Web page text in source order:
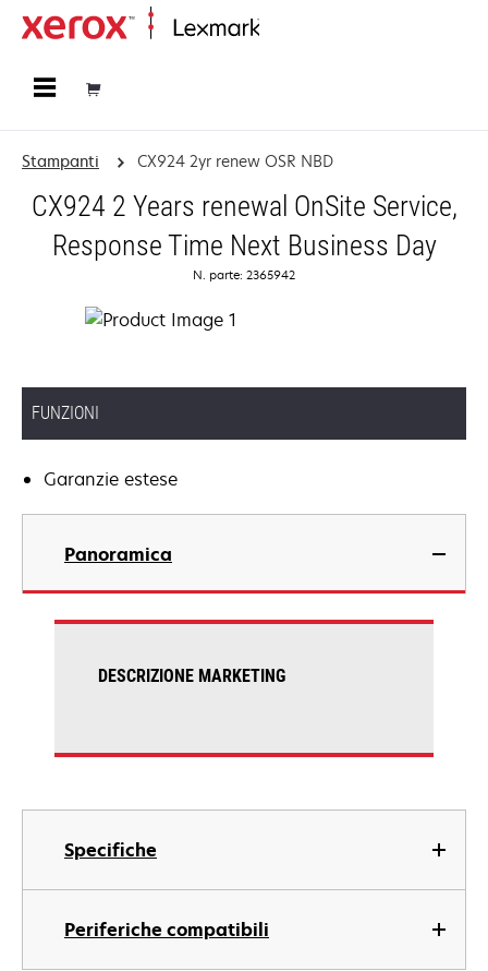
Stampanti CX924 2yr renew OSR NBD
CX924 2 Years renewal OnSite Service,
Response Time Next Business Day
N. parte: 2365942
FUNZIONI
Garanzie estese
Panoramica
Specifiche
Periferiche compatibili
DESCRIZIONE MARKETING